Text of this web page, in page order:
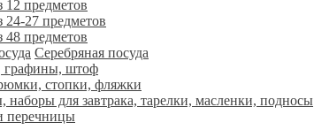
предметов
27 предметов
предметов
Серебряная посуда
штоф
стопки, фляжки
для завтрака, тарелки, масленки, подносы
перечницы